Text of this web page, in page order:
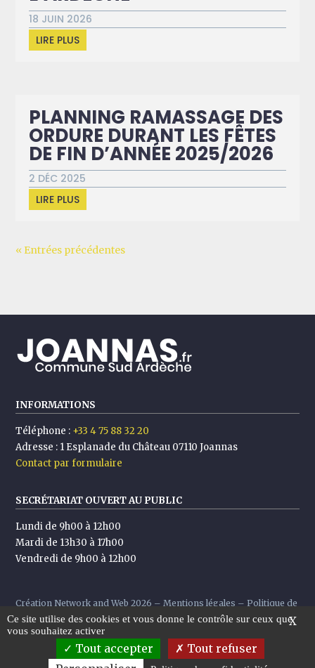
18 JUIN 2026
LIRE PLUS
PLANNING RAMASSAGE DES
ORDURE DURANT LES FÊTES
DE FIN D’ANNÉE 2025/2026
2 DÉC 2025
LIRE PLUS
« Entrées précédentes
INFORMATIONS
Téléphone : +33 4 75 88 32 20
Adresse : 1 Esplanade du Château 07110 Joannas
Contact par formulaire
SECRÉTARIAT OUVERT AU PUBLIC
Lundi de 9h00 à 12h00
Mardi de 13h30 à 17h00
Vendredi de 9h00 à 12h00
Création Network and Web 2026 –Mentions légales – Politique de
confidentialité
X
Ce site utilise des cookies et vous donne le contrôle sur ceux que
vous souhaitez activer
Tout accepter
Tout refuser